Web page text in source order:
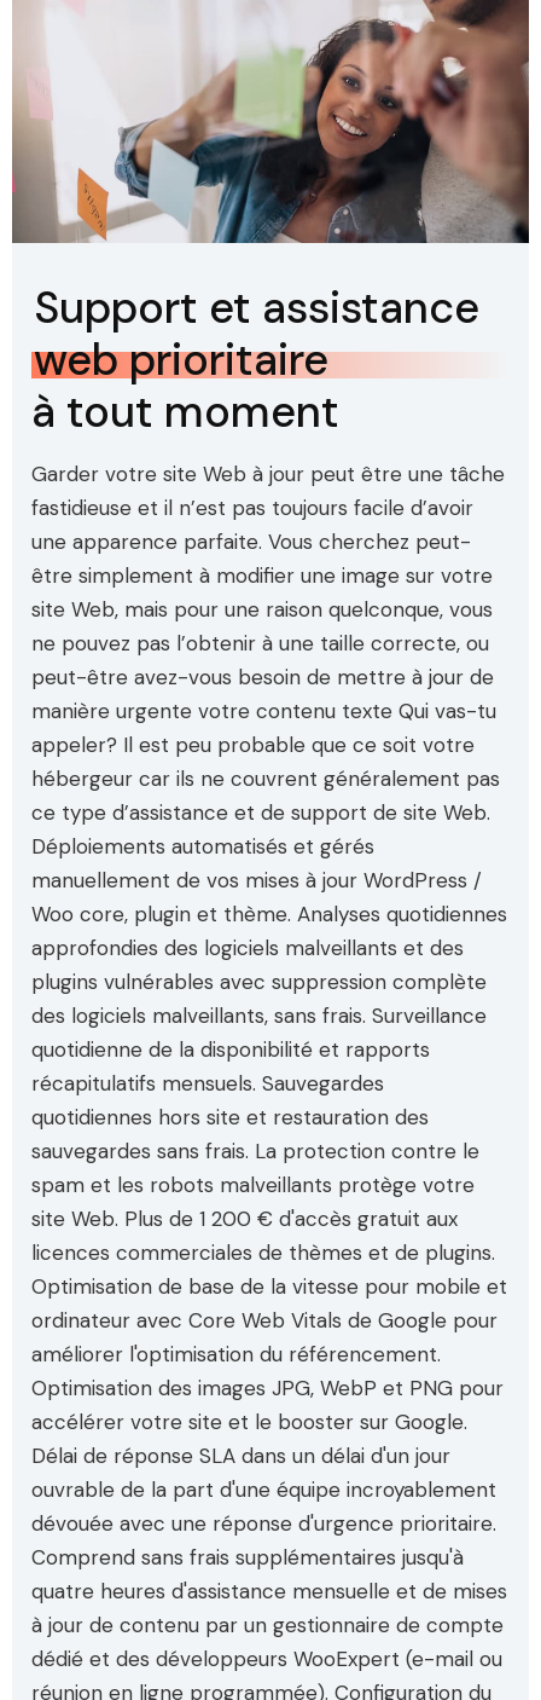
Support et assistance
web prioritaire
à tout moment
Garder votre site Web à jour peut être une tâche
fastidieuse et il n’est pas toujours facile d’avoir
une apparence parfaite. Vous cherchez peut-
être simplement à modifier une image sur votre
site Web, mais pour une raison quelconque, vous
ne pouvez pas l’obtenir à une taille correcte, ou
peut-être avez-vous besoin de mettre à jour de
manière urgente votre contenu texte Qui vas-tu
appeler? Il est peu probable que ce soit votre
hébergeur car ils ne couvrent généralement pas
ce type d’assistance et de support de site Web.
Déploiements automatisés et gérés
manuellement de vos mises à jour WordPress /
Woo core, plugin et thème. Analyses quotidiennes
approfondies des logiciels malveillants et des
plugins vulnérables avec suppression complète
des logiciels malveillants, sans frais. Surveillance
quotidienne de la disponibilité et rapports
récapitulatifs mensuels. Sauvegardes
quotidiennes hors site et restauration des
sauvegardes sans frais. La protection contre le
spam et les robots malveillants protège votre
site Web. Plus de 1 200 € d'accès gratuit aux
licences commerciales de thèmes et de plugins.
Optimisation de base de la vitesse pour mobile et
ordinateur avec Core Web Vitals de Google pour
améliorer l'optimisation du référencement.
Optimisation des images JPG, WebP et PNG pour
accélérer votre site et le booster sur Google.
Délai de réponse SLA dans un délai d'un jour
ouvrable de la part d'une équipe incroyablement
dévouée avec une réponse d'urgence prioritaire.
Comprend sans frais supplémentaires jusqu'à
quatre heures d'assistance mensuelle et de mises
à jour de contenu par un gestionnaire de compte
dédié et des développeurs WooExpert (e-mail ou
réunion en ligne programmée). Configuration du